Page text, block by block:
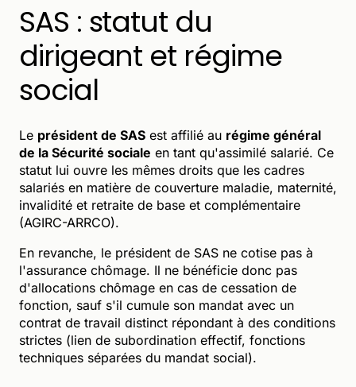
SAS : statut du
dirigeant et régime
social
Le président de SAS est affilié au régime général
de la Sécurité sociale en tant qu'assimilé salarié. Ce
statut lui ouvre les mêmes droits que les cadres
salariés en matière de couverture maladie, maternité,
invalidité et retraite de base et complémentaire
(AGIRC-ARRCO).
En revanche, le président de SAS ne cotise pas à
l'assurance chômage. Il ne bénéficie donc pas
d'allocations chômage en cas de cessation de
fonction, sauf s'il cumule son mandat avec un
contrat de travail distinct répondant à des conditions
strictes (lien de subordination effectif, fonctions
techniques séparées du mandat social).